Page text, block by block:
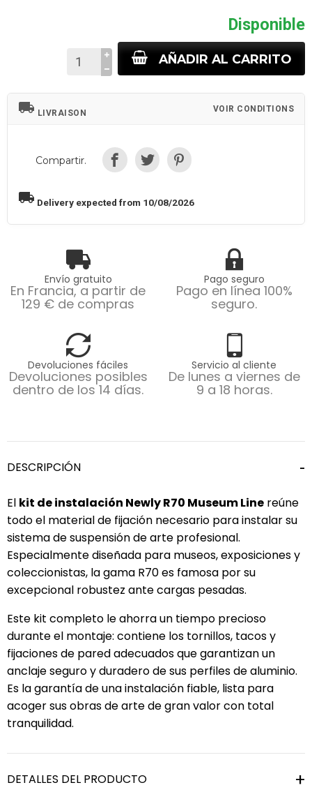
Disponible
AÑADIR AL CARRITO
local_shipping LIVRAISON VOIR CONDITIONS
Compartir.
local_shipping Delivery expected from 10/08/2026
Envío gratuito
En Francia, a partir de
129 € de compras
Pago seguro
Pago en línea 100%
seguro.
Devoluciones fáciles
Devoluciones posibles
dentro de los 14 días.
Servicio al cliente
De lunes a viernes de
9 a 18 horas.
DESCRIPCIÓN
El kit de instalación Newly R70 Museum Line reúne
todo el material de fijación necesario para instalar su
sistema de suspensión de arte profesional.
Especialmente diseñada para museos, exposiciones y
coleccionistas, la gama R70 es famosa por su
excepcional robustez ante cargas pesadas.
Este kit completo le ahorra un tiempo precioso
durante el montaje: contiene los tornillos, tacos y
fijaciones de pared adecuados que garantizan un
anclaje seguro y duradero de sus perfiles de aluminio.
Es la garantía de una instalación fiable, lista para
acoger sus obras de arte de gran valor con total
tranquilidad.
DETALLES DEL PRODUCTO